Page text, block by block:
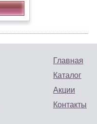
Главная
Каталог
Акции
Контакты